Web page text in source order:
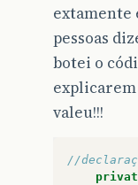
extamente
pessoas
botei o
valeu!!!
//